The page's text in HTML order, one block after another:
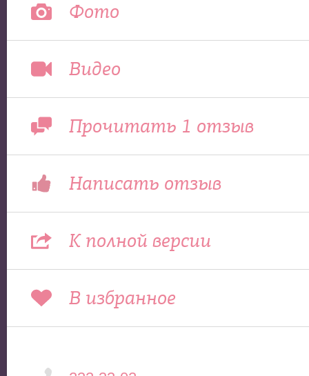
Фото
Видео
Прочитать 1 отзыв
Написать отзыв
К полной версии
В избранное